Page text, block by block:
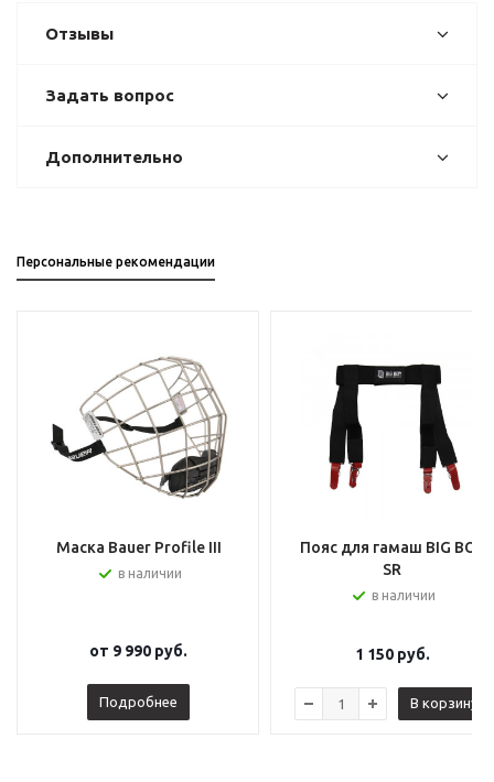
Отзывы
Задать вопрос
Дополнительно
Персональные рекомендации
Маска Bauer Profile III
в наличии
от 9 990 руб.
Подробнее
Пояс для гамаш BIG BOY
SR
в наличии
1 150руб.
В корзину